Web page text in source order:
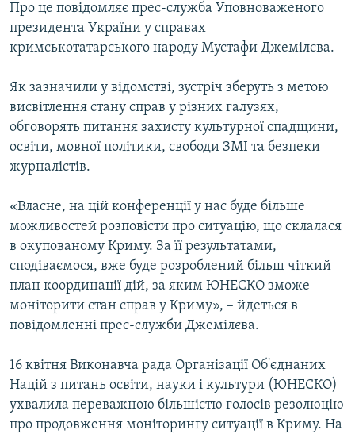
Про це повідомляє прес-служба Уповноваженого
президента України у справах
кримськотатарського народу Мустафи Джемілєва.
Як зазначили у відомстві, зустріч зберуть з метою
висвітлення стану справ у різних галузях,
обговорять питання захисту культурної спадщини,
освіти, мовної політики, свободи ЗМІ та безпеки
журналістів.
«Власне, на цій конференції у нас буде більше
можливостей розповісти про ситуацію, що склалася
в окупованому Криму. За її результатами,
сподіваємося, вже буде розроблений більш чіткий
план координації дій, за яким ЮНЕСКО зможе
моніторити стан справ у Криму», – йдеться в
повідомленні прес-служби Джемілєва.
16 квітня Виконавча рада Організації Об'єднаних
Націй з питань освіти, науки і культури (ЮНЕСКО)
ухвалила переважною більшістю голосів резолюцію
про продовження моніторингу ситуації в Криму. На